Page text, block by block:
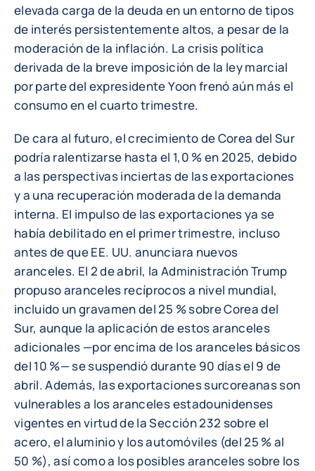
elevada carga de la deuda en un entorno de tipos
de interés persistentemente altos, a pesar de la
moderación de la inflación. La crisis política
derivada de la breve imposición de la ley marcial
por parte del expresidente Yoon frenó aún más el
consumo en el cuarto trimestre.
De cara al futuro, el crecimiento de Corea del Sur
podría ralentizarse hasta el 1,0 % en 2025, debido
a las perspectivas inciertas de las exportaciones
y a una recuperación moderada de la demanda
interna. El impulso de las exportaciones ya se
había debilitado en el primer trimestre, incluso
antes de que EE. UU. anunciara nuevos
aranceles. El 2 de abril, la Administración Trump
propuso aranceles recíprocos a nivel mundial,
incluido un gravamen del 25 % sobre Corea del
Sur, aunque la aplicación de estos aranceles
adicionales —por encima de los aranceles básicos
del 10 %— se suspendió durante 90 días el 9 de
abril. Además, las exportaciones surcoreanas son
vulnerables a los aranceles estadounidenses
vigentes en virtud de la Sección 232 sobre el
acero, el aluminio y los automóviles (del 25 % al
50 %), así como a los posibles aranceles sobre los